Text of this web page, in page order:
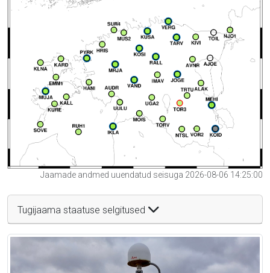
Jaamade andmed uuendatud seisuga 2026-08-06 14:25:00
Tugijaama staatuse selgitused